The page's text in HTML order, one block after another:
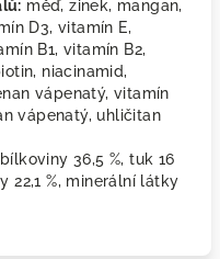
měď, zinek, mangan,
D3, vitamín E,
B1, vitamín B2,
niacinamid,
vápenatý, vitamín
vápenatý, uhličitan
bílkoviny 36,5 %, tuk 16
22,1 %, minerální látky